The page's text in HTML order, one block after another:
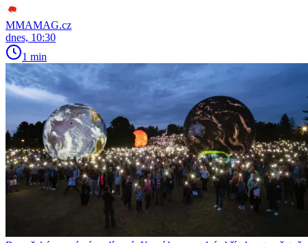
MMAMAG.cz
dnes, 10:30
1 min